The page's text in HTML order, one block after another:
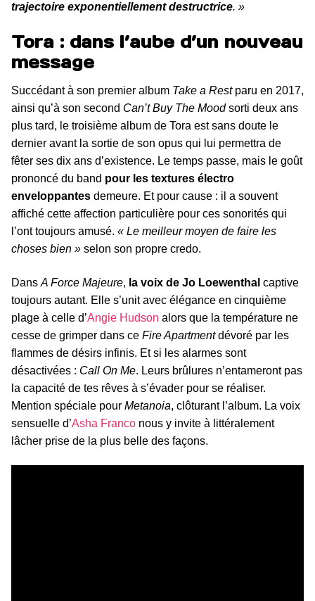
trajectoire exponentiellement destructrice. »
Tora : dans l’aube d’un nouveau
message
Succédant à son premier album Take a Restparu en 2017,
ainsi qu’à son second Can’t Buy The Moodsorti deux ans
plus tard, le troisième album de Tora est sans doute le
dernier avant la sortie de son opus qui lui permettra de
fêter ses dix ans d’existence. Le temps passe, mais le goût
prononcé du band pour les textures électro
enveloppantes demeure. Et pour cause : il a souvent
affiché cette affection particulière pour ces sonorités qui
l’ont toujours amusé. « Le meilleur moyen de faire les
choses bien » selon son propre credo.
Dans A Force Majeure, la voix de Jo Loewenthal captive
toujours autant. Elle s’unit avec élégance en cinquième
plage à celle d’Angie Hudson alors que la température ne
cesse de grimper dans ce Fire Apartmentdévoré par les
flammes de désirs infinis. Et si les alarmes sont
désactivées : Call On Me. Leurs brûlures n’entameront pas
la capacité de tes rêves à s’évader pour se réaliser.
Mention spéciale pour Metanoia, clôturant l’album. La voix
sensuelle d’Asha Franco nous y invite à littéralement
lâcher prise de la plus belle des façons.